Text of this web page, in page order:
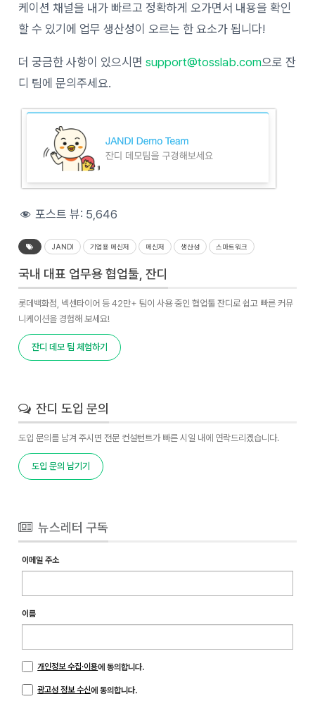
케이션 채널을 내가 빠르고 정확하게 오가면서 내용을 확인
할 수 있기에 업무 생산성이 오르는 한 요소가 됩니다!
더 궁금한 사항이 있으시면support@tosslab.com으로 잔
디 팀에 문의주세요.
포스트 뷰: 5,646
JANDI 기업용 메신저 메신저 생산성 스마트워크
국내 대표 업무용 협업툴, 잔디
롯데백화점, 넥센타이어 등 42만+ 팀이 사용 중인 협업툴 잔디로 쉽고 빠른 커뮤
니케이션을 경험해 보세요!
잔디 데모 팀 체험하기
잔디 도입 문의
도입 문의를 남겨 주시면 전문 컨설턴트가 빠른 시일 내에 연락드리겠습니다.
도입 문의 남기기
뉴스레터 구독
이메일 주소
이름
개인정보 수집·이용에 동의합니다.
광고성 정보 수신에 동의합니다.